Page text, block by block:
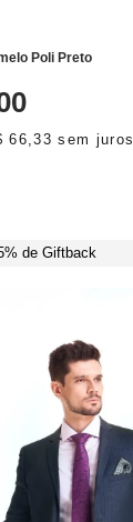
Poli Preto
66 ,33 sem juros
de Giftback